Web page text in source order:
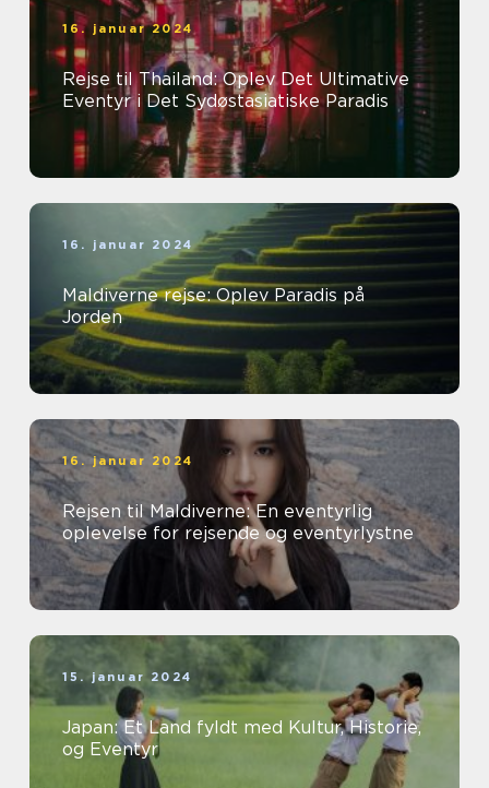
16. januar 2024
Rejse til Thailand: Oplev Det Ultimative
Eventyr i Det Sydøstasiatiske Paradis
16. januar 2024
Maldiverne rejse: Oplev Paradis på
Jorden
16. januar 2024
Rejsen til Maldiverne: En eventyrlig
oplevelse for rejsende og eventyrlystne
15. januar 2024
Japan: Et Land fyldt med Kultur, Historie,
og Eventyr